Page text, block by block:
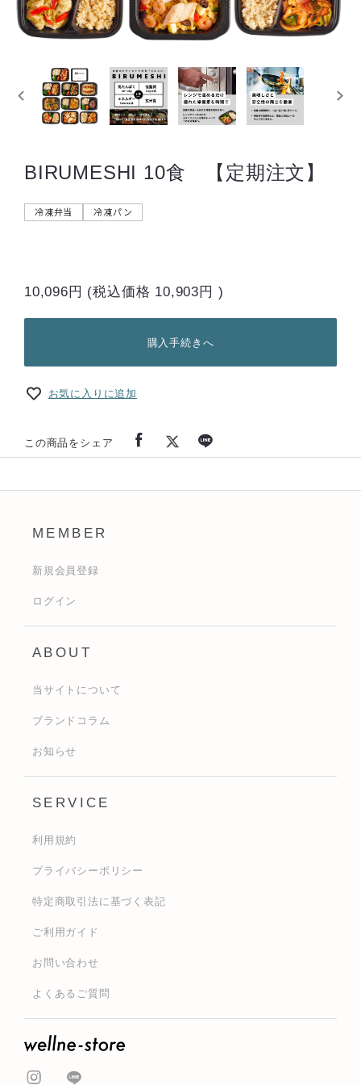
BIRUMESHI 10食 【定期注文】
冷凍弁当 冷凍パン
10,096円 (税込価格 10,903円 )
購入手続きへ
お気に入りに追加
この商品をシェア
MEMBER
新規会員登録
ログイン
ABOUT
当サイトについて
ブランドコラム
お知らせ
SERVICE
利用規約
プライバシーポリシー
特定商取引法に基づく表記
ご利用ガイド
お問い合わせ
よくあるご質問